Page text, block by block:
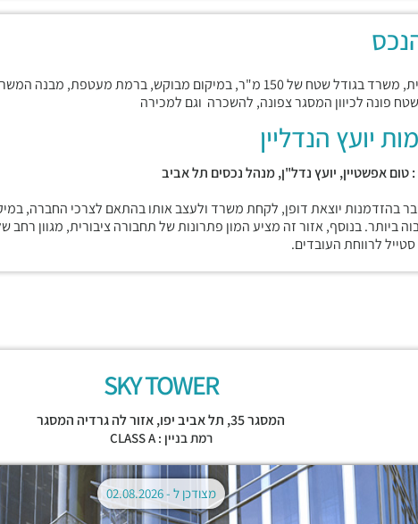
קומה תשיעית, משרד בגודל שטח של 150 מ"ר, במיקום מבוקש, ברמת
פונה לכיוון המסגר צפונה, להשכרה וגם למכירה
יועץ הנדליין
: טום אפשטיין, יועץ נדל"ן, מנהל נכסים תל אביב
בהזדמנות יוצאת דופן, לקחת משרד ולעצב אותו בהתאם לצרכי החברה,
ביותר. בנוסף, אזור זה מציע המון פתרונות של תחבורה ציבורית, מגוון
סטייל לרווחת העובדים.
SKY TOWER
המסגר 35, תל אביב יפו,אזור לה גרדיה המסגר
רמת בניין : CLASS A
מצודכן ל -02.08.2026